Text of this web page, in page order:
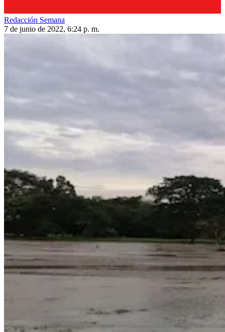
Redacción Semana
7 de junio de 2022, 6:24 p. m.